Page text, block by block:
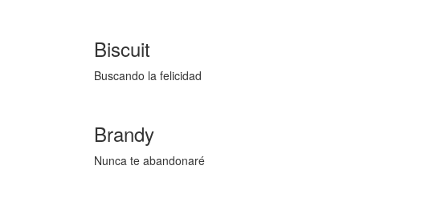
Biscuit
Buscando la felicidad
Brandy
Nunca te abandonaré